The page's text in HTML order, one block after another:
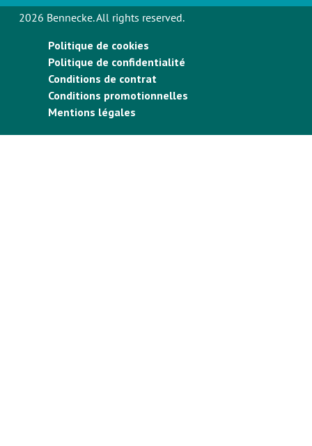
2026 Bennecke. All rights reserved.
Politique de cookies
Politique de confidentialité
Conditions de contrat
Conditions promotionnelles
Mentions légales